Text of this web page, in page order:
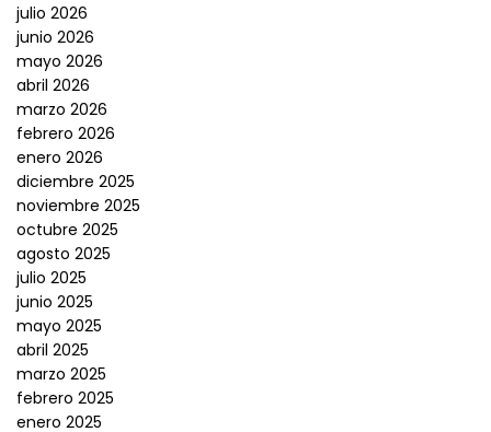
julio 2026
junio 2026
mayo 2026
abril 2026
marzo 2026
febrero 2026
enero 2026
diciembre 2025
noviembre 2025
octubre 2025
agosto 2025
julio 2025
junio 2025
mayo 2025
abril 2025
marzo 2025
febrero 2025
enero 2025